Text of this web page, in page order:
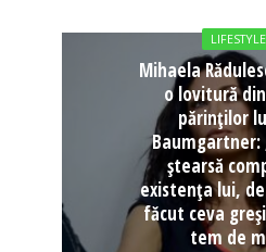
LIFESTYLE
Mihaela
o lovitură
părinților
Baumgartner:
ștearsă
existența lui,
făcut ceva
tem de